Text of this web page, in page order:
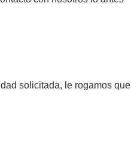
solicitada, le rogamos que